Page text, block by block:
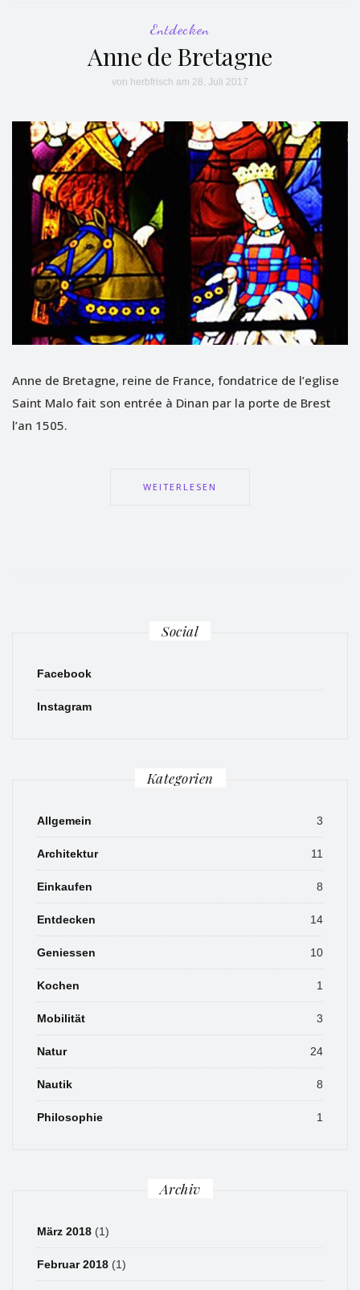
Entdecken
Anne de Bretagne
von herbfrisch am 28. Juli 2017
Anne de Bretagne, reine de France, fondatrice de l’eglise
Saint Malo fait son entrée à Dinan par la porte de Brest
l’an 1505.
WEITERLESEN
Social
Facebook
Instagram
Kategorien
Allgemein 3
Architektur 11
Einkaufen 8
Entdecken 14
Geniessen 10
Kochen 1
Mobilität 3
Natur 24
Nautik 8
Philosophie 1
Archiv
März 2018 (1)
Februar 2018 (1)